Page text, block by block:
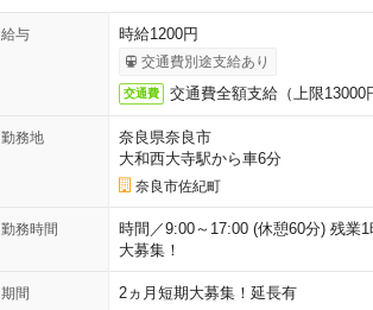
給与 時給1200円
交通費別途支給あり
交通費 交通費全額支給（上限13000
勤務地
奈良県奈良市
大和西大寺駅から車6分
奈良市佐紀町
勤務時間
時間／9:00～17:00 (休憩60分) 残業
大募集！
期間 2ヵ月短期大募集！延長有